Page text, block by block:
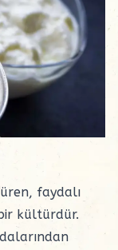
faydalı
kültürdür.
larından